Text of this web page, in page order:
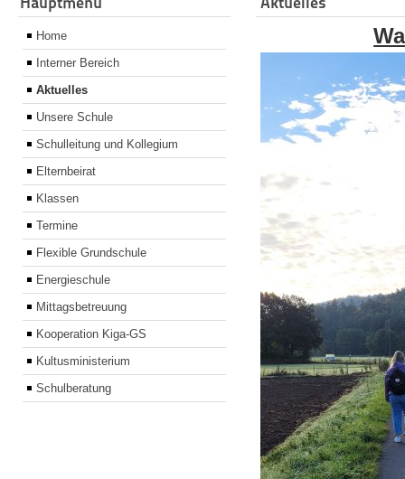
Home
Interner Bereich
Aktuelles
Unsere Schule
Schulleitung und Kollegium
Elternbeirat
Klassen
Termine
Flexible Grundschule
Energieschule
Mittagsbetreuung
Kooperation Kiga-GS
Kultusministerium
Schulberatung